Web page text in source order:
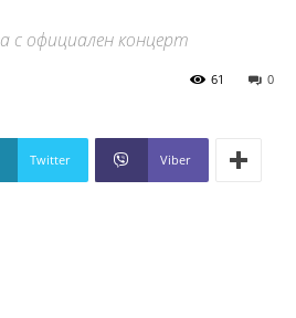
с официален концерт
0
61
Twitter Viber